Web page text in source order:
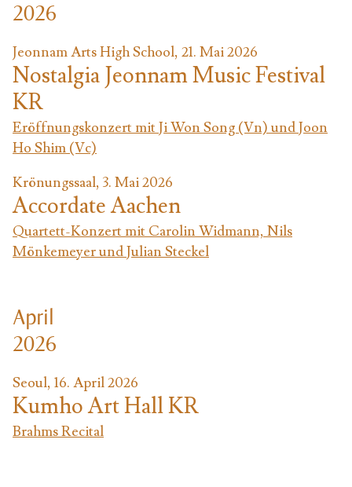
2026
Jeonnam Arts High School, 21. Mai 2026
Nostalgia Jeonnam Music Festival
KR
Eröffnungskonzert mit Ji Won Song (Vn) und Joon
Ho Shim (Vc)
Krönungssaal, 3. Mai 2026
Accordate Aachen
Quartett-Konzert mit Carolin Widmann, Nils
Mönkemeyer und Julian Steckel
April
2026
Seoul, 16. April 2026
Kumho Art Hall KR
Brahms Recital